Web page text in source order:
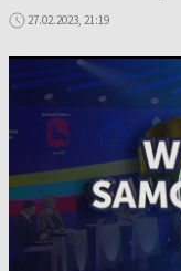
27.02.2023, 21:19